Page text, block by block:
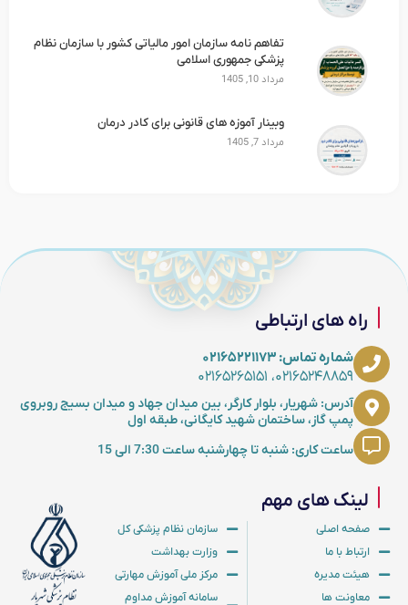
تفاهم نامه سازمان امور مالیاتی کشور با سازمان نظام
پزشکی جمهوری اسلامی
مرداد 10, 1405
وبینار آموزه های قانونی برای کادر درمان
مرداد 7, 1405
لینک های مهم
صفحه اصلی
ارتباط با ما
هیئت مدیره
معاونت ها
سازمان نظام پزشکی کل
وزارت بهداشت
مرکز ملی آموزش مهارتی
سامانه آموزش مداوم
راه های ارتباطی
شماره تماس: ۰۲۱۶۵۲۲۱۱۷۳
۰۲۱۶۵۲۴۸۸۵۹، ۰۲۱۶۵۲۶۵۱۵۱
آدرس: شهریار، بلوار کارگر، بین میدان جهاد و میدان بسیج روبروی
پمپ گاز، ساختمان شهید کایگانی، طبقه اول
ساعت کاری: شنبه تا چهارشنبه ساعت 7:30 الی 15